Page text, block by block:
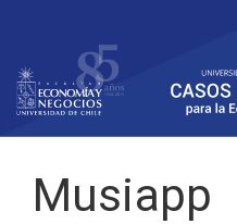
Musiapp